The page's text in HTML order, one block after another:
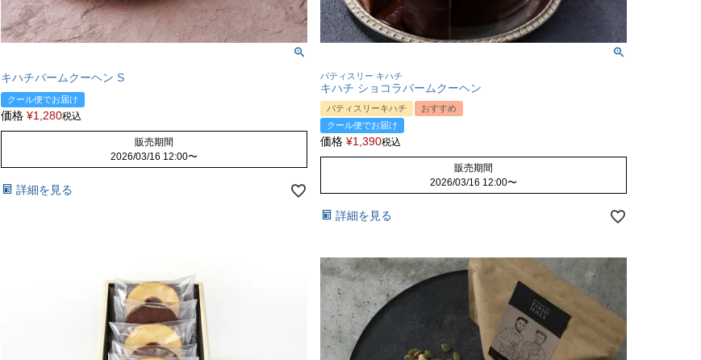
キハチバームクーヘン S
クール便でお届け
価格 ¥1,280税込
販売期間
2026/03/16 12:00〜
詳細を見る
パティスリー キハチ
キハチ ショコラバームクーヘン
パティスリーキハチ
おすすめ
クール便でお届け
価格 ¥1,390税込
販売期間
2026/03/16 12:00〜
詳細を見る